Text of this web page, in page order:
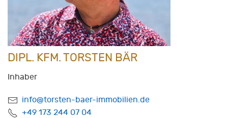
DIPL. KFM. TORSTEN BÄR
Inhaber
info@torsten-baer-immobilien.de
+49 173 244 07 04